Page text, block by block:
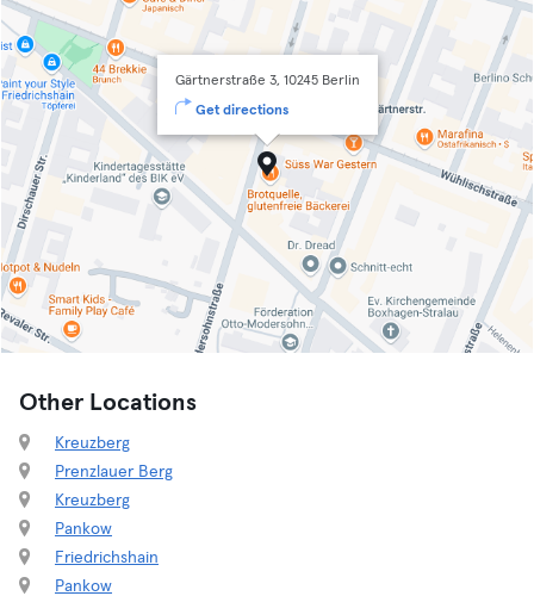
Gärtnerstraße 3, 10245 Berlin
Get directions
Other Locations
Kreuzberg
Prenzlauer Berg
Kreuzberg
Pankow
Friedrichshain
Pankow